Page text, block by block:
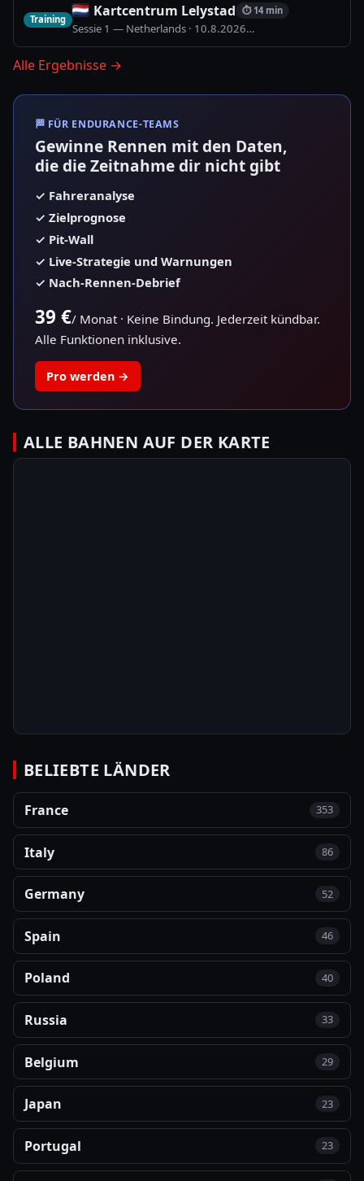
Training Kartcentrum Lelystad ⏱ 14 min
Sessie 1 — Netherlands · 10.8.2026
Alle Ergebnisse →
🏁 FÜR ENDURANCE-TEAMS
Gewinne Rennen mit den Daten,
die die Zeitnahme dir nicht gibt
✓ Fahreranalyse
✓ Zielprognose
✓ Pit-Wall
✓ Live-Strategie und Warnungen
✓ Nach-Rennen-Debrief
39 €/ Monat· Keine Bindung. Jederzeit kündbar.
Alle Funktionen inklusive.
Pro werden→
ALLE BAHNEN AUF DER KARTE
BELIEBTE LÄNDER
France 353
Italy 86
Germany 52
Spain 46
Poland 40
Russia 33
Belgium 29
Japan 23
Portugal 23